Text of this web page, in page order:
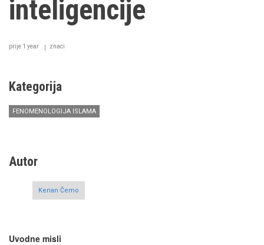
inteligencije
prije 1 year znaci
Kategorija
FENOMENOLOGIJA ISLAMA
Autor
Kenan Čemo
Uvodne misli